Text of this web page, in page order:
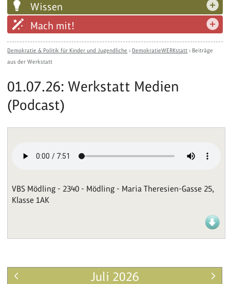
Wissen
Mach mit!
Demokratie & Politik für Kinder und Jugendliche › DemokratieWERKstatt › Beiträge
aus der Werkstatt
01.07.26: Werkstatt Medien
(Podcast)
VBS Mödling - 2340 - Mödling - Maria Theresien-Gasse 25,
Klasse 1AK
Juli 2026